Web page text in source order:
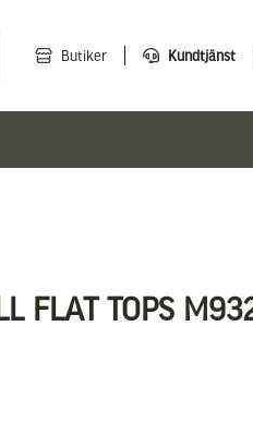
Butiker Kundtjänst
FLAT TOPS